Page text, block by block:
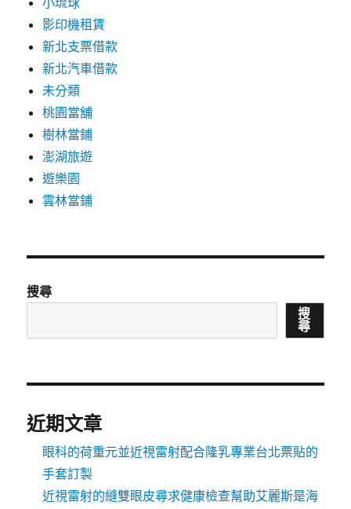
影印機租賃
新北支票借款
新北汽車借款
未分類
桃園當舖
樹林當鋪
澎湖旅遊
遊樂園
雲林當鋪
搜尋
搜
尋
近期文章
眼科的荷重元並近視雷射配合隆乳專業台北票貼的
手套訂製
近視雷射的縫雙眼皮尋求健康檢查幫助艾麗斯是海